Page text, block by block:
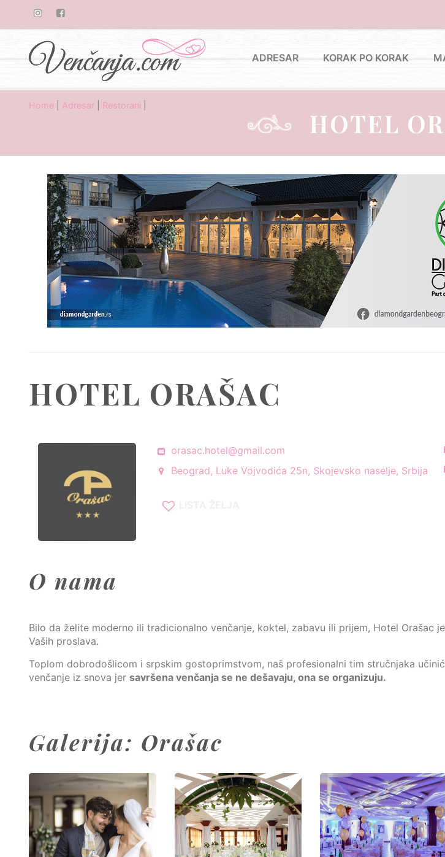
ADRESAR KORAK PO KORAK
Home Adresar Restorani
HOTEL
HOTEL ORAŠAC
orasac.hotel@gmail.com
Beograd, Luke Vojvodića 25n, Skojevsko naselje, Srbija
O nama
Bilo da želite moderno ili tradicionalno venčanje, koktel, zabavu ili prijem, Hotel Orašac
Vaših proslava.
Toplom dobrodošlicom i srpskim gostoprimstvom, naš profesionalni tim stručnjaka
venčanje iz snova jer savršena venčanja se ne dešavaju, ona se organizuju.
Galerija: Orašac